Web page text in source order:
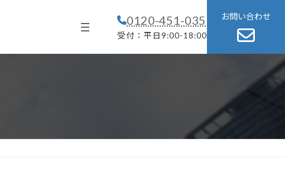
0120-451-035
受付：平日9:00-18:00
お問い合わせ